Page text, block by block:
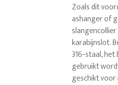
Zoals dit
ashanger of
karabijnslot.
316-staal, het
gebruikt
geschikt